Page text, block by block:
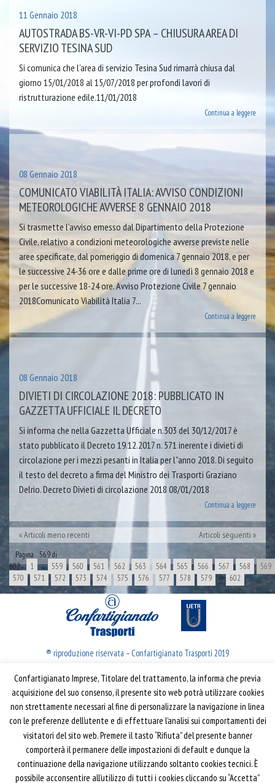
11 Gennaio 2018
AUTOSTRADA BS-VR-VI-PD SPA – CHIUSURA AREA DI
SERVIZIO TESINA SUD
Si comunica che l’area di servizio Tesina Sud rimarrà chiusa dal
giorno 15/01/2018 al 15/07/2018 per profondi lavori di
ristrutturazione edile.11/01/2018
Continua a leggere
08 Gennaio 2018
COMUNICATO VIABILITÀ ITALIA: AVVISO CONDIZIONI
METEOROLOGICHE AVVERSE 8 GENNAIO 2018
Si trasmette l’avviso emesso dal Dipartimento della Protezione
Civile, relativo a condizioni meteorologiche avverse previste nelle
aree specificate, dal pomeriggio di domenica 7 gennaio 2018, e per
le successive 24-36 ore e dalle prime ore di lunedì 8 gennaio 2018 e
per le successive 18-24 ore. Avviso Protezione Civile 7 gennaio
2018Comunicato Viabilità Italia 7...
Continua a leggere
08 Gennaio 2018
DIVIETI DI CIRCOLAZIONE 2018: PUBBLICATO IN
GAZZETTA UFFICIALE IL DECRETO
Si informa che nella Gazzetta Ufficiale n.303 del 30/12/2017 è
stato pubblicato il Decreto 19.12.2017 n. 571 inerente i divieti di
circolazione per i mezzi pesanti in Italia per l”anno 2018. Di seguito
il testo del decreto a firma del Ministro dei Trasporti Graziano
Delrio. Decreto Divieti di circolazione 2018 08/01/2018
Continua a leggere
Articoli meno recenti Articoli seguenti
Pagina 569 di
602
1 ← 559 560 561 562 563 564 565 566 567 568
569
570
571 572 573 574 575 576 577 578 579 >> 602
® riproduzione riservata – Confartigianato Trasporti 2019
Confartigianato Trasporti
Via S. Giovanni in Laterano, 152 | 00184 Roma
T: 06 70374.275
trasporti@confartigianato.it
confartigianatotrasporti@pec.it
Confartigianato Imprese, Titolare del trattamento, la informa che previa
acquisizione del suo consenso, il presente sito web potrà utilizzare cookies
non strettamente necessari al fine di personalizzare la navigazione in linea
con le preferenze dell’utente e di effettuare l’analisi sui comportamenti dei
visitatori del sito web. Premere il tasto “Rifiuta” del presente banner
comporterà il permanere delle impostazioni di default e dunque la
continuazione della navigazione utilizzando soltanto cookies tecnici. È
possibile acconsentire all’utilizzo di tutti i cookies cliccando su “Accetta”